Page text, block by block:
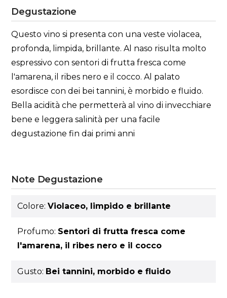
Degustazione
Questo vino si presenta con una veste violacea,
profonda, limpida, brillante. Al naso risulta molto
espressivo con sentori di frutta fresca come
l'amarena, il ribes nero e il cocco. Al palato
esordisce con dei bei tannini, è morbido e fluido.
Bella acidità che permetterà al vino di invecchiare
bene e leggera salinità per una facile
degustazione fin dai primi anni
Note Degustazione
Colore:Violaceo, limpido e brillante
Profumo: Sentori di frutta fresca come
l'amarena, il ribes nero e il cocco
Gusto: Bei tannini, morbido e fluido